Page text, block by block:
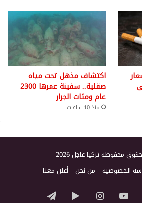
اكتشاف مذهل تحت مياه
صقلية.. سفينة عمرها 2300
عام ومئات الجرار
منذ 10 ساعات
محفوظة تركيا عاجل 2026
الخصوصية من نحن أعلن معنا
‫YouTubeانستقرام‏Googleتيلقرام